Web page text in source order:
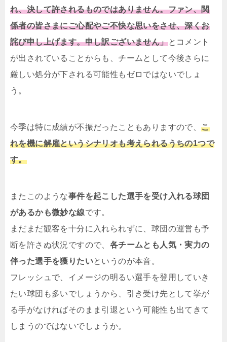
れ、決して許されるものではありません。ファン、関
係者の皆さまにご心配やご不快な思いをさせ、深くお
詫び申し上げます。申し訳ございません」とコメント
が出されていることからも、チームとして今後さらに
厳しい処分が下される可能性もゼロではないでしょ
う。
今季は特に成績が不振だったこともありますので、こ
れを機に解雇というシナリオも考えられるうちの1つで
す。
またこのような事件を起こした選手を受け入れる球団
があるかも微妙な線です。
まだまだ観客を十分に入れられずに、球団の運営も予
断を許さぬ状況ですので、 各チームとも人気・実力の
伴った選手を獲りたいというのが本音。
フレッシュで、イメージの明るい選手を登用していき
たい球団も多いでしょうから、引き受け先として挙が
る手がなければそのまま引退という可能性も出てきて
しまうのではないでしょうか。